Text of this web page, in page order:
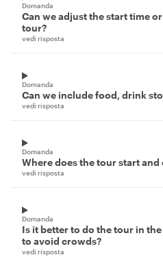
Domanda
Can we adjust the start time
tour?
vedi risposta
Domanda
Can we include food, drink
vedi risposta
Domanda
Where does the tour start and
vedi risposta
Domanda
Is it better to do the tour in
to avoid crowds?
vedi risposta